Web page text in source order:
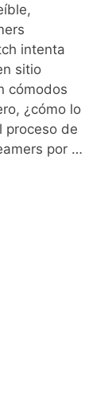
intenta
sitio
cómodos
¿cómo lo
proceso de
por …